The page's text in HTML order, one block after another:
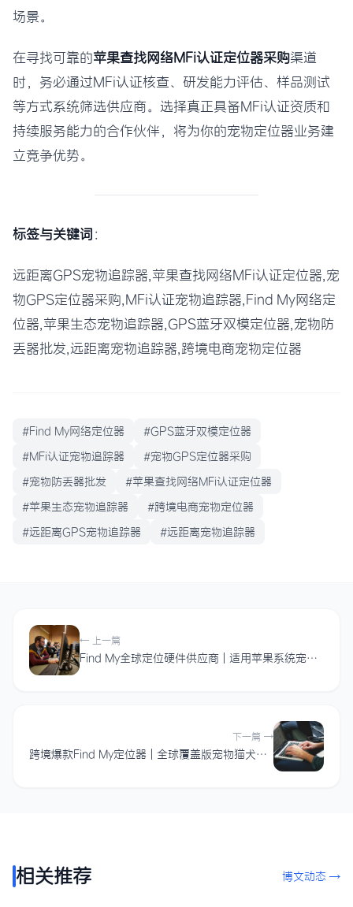
场景。
在寻找可靠的苹果查找网络MFi认证定位器采购渠道
时，务必通过MFi认证核查、研发能力评估、样品测试
等方式系统筛选供应商。选择真正具备MFi认证资质和
持续服务能力的合作伙伴，将为你的宠物定位器业务建
立竞争优势。
标签与关键词：
远距离GPS宠物追踪器,苹果查找网络MFi认证定位器,宠
物GPS定位器采购,MFi认证宠物追踪器,Find My网络定
位器,苹果生态宠物追踪器,GPS蓝牙双模定位器,宠物防
丢器批发,远距离宠物追踪器,跨境电商宠物定位器
#Find My网络定位器
#GPS蓝牙双模定位器
#MFi认证宠物追踪器
#宠物GPS定位器采购
#宠物防丢器批发
#苹果查找网络MFi认证定位器
#苹果生态宠物追踪器
#跨境电商宠物定位器
#远距离GPS宠物追踪器
#远距离宠物追踪器
← 上一篇
Find My全球定位硬件供应商 | 适用苹果系统宠物精准跟踪器批发
下一篇 →
跨境爆款Find My定位器 | 全球覆盖版宠物猫犬GPS防丢追踪器批发
相关推荐 博文动态 →